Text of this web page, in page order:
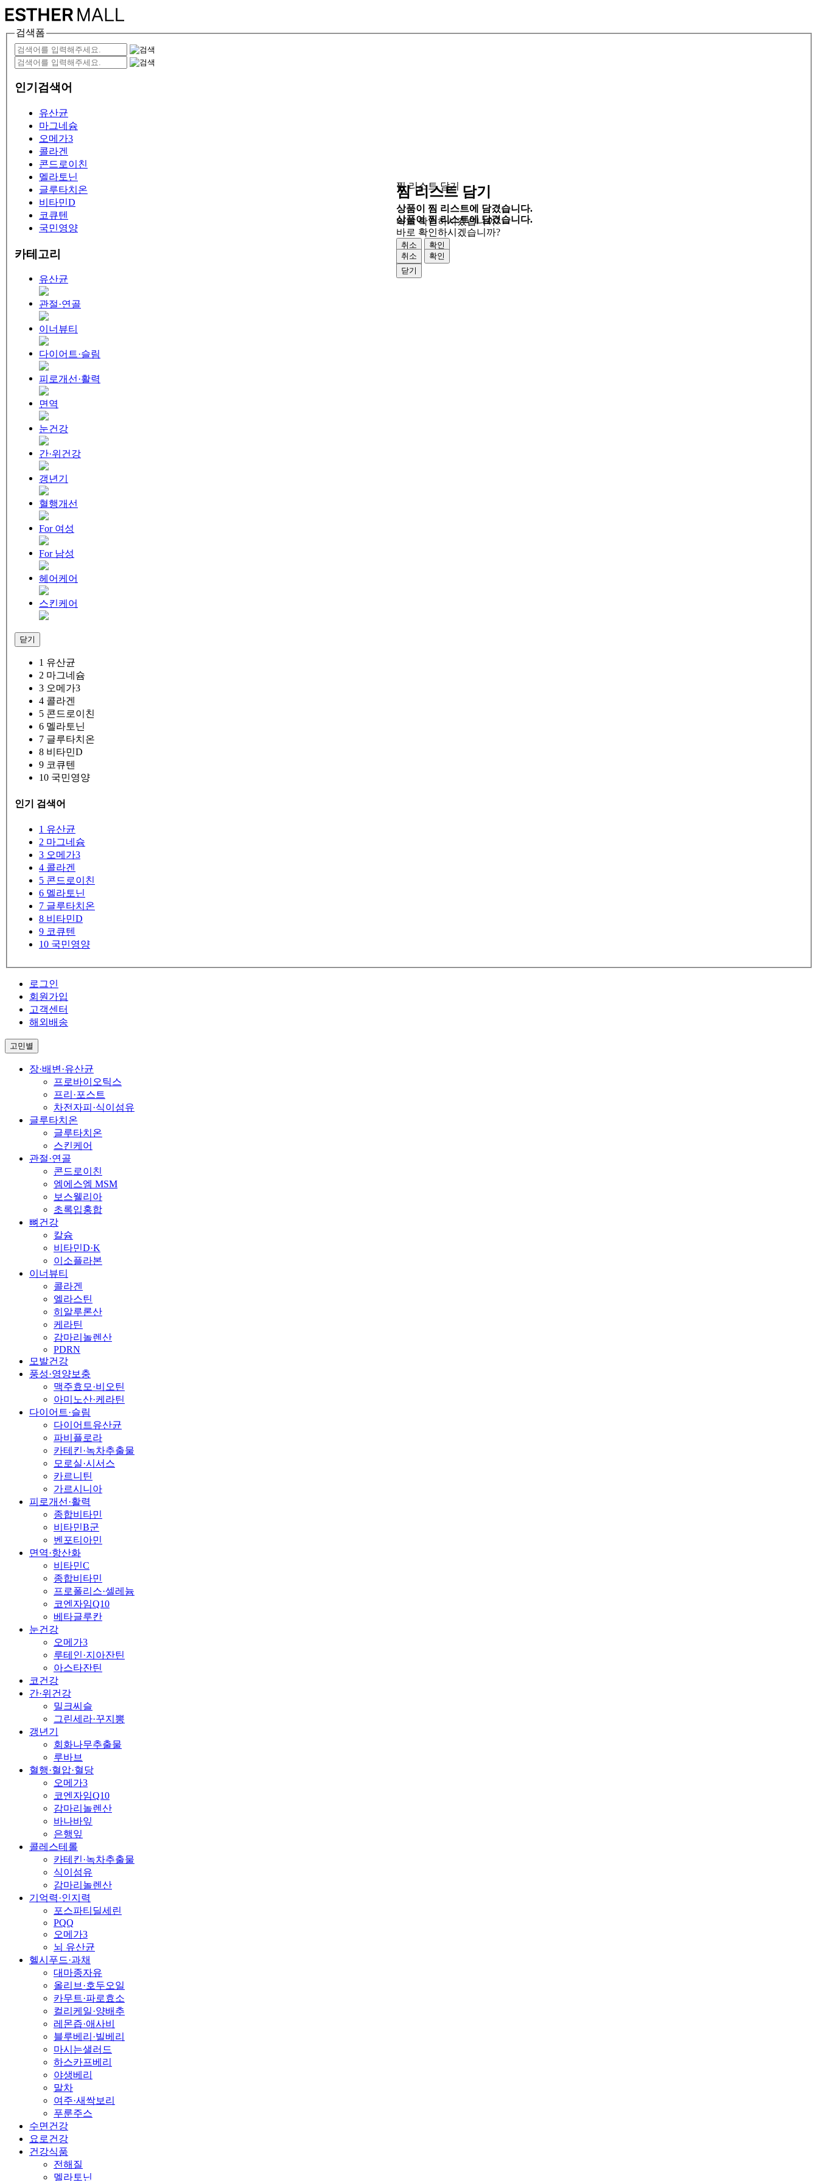
검색폼
인기검색어
유산균
마그네슘
오메가3
콜라겐
콘드로이친
멜라토닌
글루타치온
비타민D
코큐텐
국민영양
카테고리
유산균
관절·연골
이너뷰티
다이어트·슬림
피로개선·활력
면역
눈건강
간·위건강
갱년기
혈행개선
For 여성
For 남성
헤어케어
스킨케어
닫기
1 유산균
2 마그네슘
3 오메가3
4 콜라겐
5 콘드로이친
6 멜라토닌
7 글루타치온
8 비타민D
9 코큐텐
10 국민영양
인기 검색어
1 유산균
2 마그네슘
3 오메가3
4 콜라겐
5 콘드로이친
6 멜라토닌
7 글루타치온
8 비타민D
9 코큐텐
10 국민영양
로그인
회원가입
고객센터
해외배송
고민별
장·배변·유산균
프로바이오틱스
프리·포스트
차전자피·식이섬유
글루타치온
글루타치온
스킨케어
관절·연골
콘드로이친
엠에스엠 MSM
보스웰리아
초록입홍합
뼈건강
칼슘
비타민D·K
이소플라본
이너뷰티
콜라겐
엘라스틴
히알루론산
케라틴
감마리놀렌산
PDRN
모발건강
풍성·영양보충
맥주효모·비오틴
아미노산·케라틴
다이어트·슬림
다이어트유산균
파비플로라
카테킨·녹차추출물
모로실·시서스
카르니틴
가르시니아
피로개선·활력
종합비타민
비타민B군
벤포티아민
면역·항산화
비타민C
종합비타민
프로폴리스·셀레늄
코엔자임Q10
베타글루칸
눈건강
오메가3
루테인·지아잔틴
아스타잔틴
코건강
간·위건강
밀크씨슬
그린세라·꾸지뽕
갱년기
회화나무추출물
루바브
혈행·혈압·혈당
오메가3
코엔자임Q10
감마리놀렌산
바나바잎
은행잎
콜레스테롤
카테킨·녹차추출물
식이섬유
감마리놀렌산
기억력·인지력
포스파티딜세린
PQQ
오메가3
뇌 유산균
헬시푸드·과채
대마종자유
올리브·호두오일
카무트·파로효소
컬리케일·양배추
레몬즙·애사비
블루베리·빌베리
마시는샐러드
하스카프베리
야생베리
말차
여주·새싹보리
푸룬주스
수면건강
요로건강
건강식품
전해질
멜라토닌
찜 리스트 담기
상품이 찜 리스트에 담겼습니다.
바로 확인하시겠습니까?
취소
확인
닫기
찜 리스트 담기
상품이 찜 리스트에 담겼습니다.
바로 확인하시겠습니까?
취소
확인
닫기